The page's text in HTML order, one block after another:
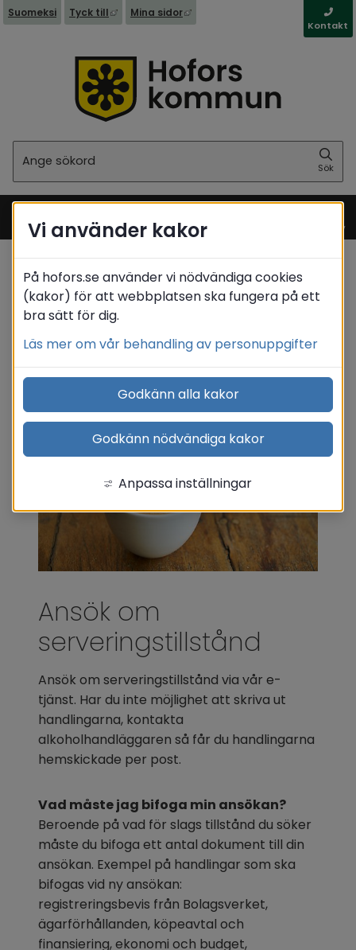
Suomeksi Tyck till Länk till annan webbplats, öppnas i nytt
Mina sidor Länk till annan webbplats,
Kontakt
Sök
Meny
Startsida Näringsliv
Serveringstillstånd
/ Att söka serveringstillstånd
/ Ansök om serveringstillstånd
Translate
Ansök om
serveringstillstånd
Ansök om serveringstillstånd via vår e-
tjänst. Har du inte möjlighet att skriva ut
handlingarna, kontakta
alkoholhandläggaren så får du handlingarna
hemskickade per post.
Vad måste jag bifoga min ansökan?
Beroende på vad för slags tillstånd du söker
måste du bifoga ett antal dokument till din
ansökan. Exempel på handlingar som ska
bifogas vid ny ansökan:
registreringsbevis från Bolagsverket,
ägarförhållanden, köpeavtal och
finansiering, ekonomi och budget,
Vi använder kakor
På hofors.se använder vi nödvändiga cookies
(kakor) för att webbplatsen ska fungera på ett
bra sätt för dig.
Läs mer om vår behandling av personuppgifter
Godkänn alla kakor
Godkänn nödvändiga kakor
Anpassa inställningar